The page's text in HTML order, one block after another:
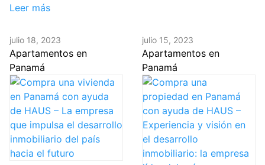
Leer más
julio 18, 2023
Apartamentos en
Panamá
julio 15, 2023
Apartamentos en
Panamá